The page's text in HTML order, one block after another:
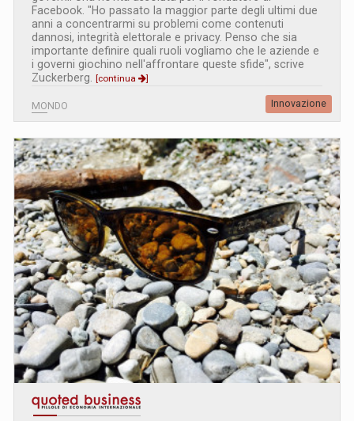
Facebook. "Ho passato la maggior parte degli ultimi due
anni a concentrarmi su problemi come contenuti
dannosi, integrità elettorale e privacy. Penso che sia
importante definire quali ruoli vogliamo che le aziende e
i governi giochino nell'affrontare queste sfide", scrive
Zuckerberg. [continua ]
MONDO Innovazione